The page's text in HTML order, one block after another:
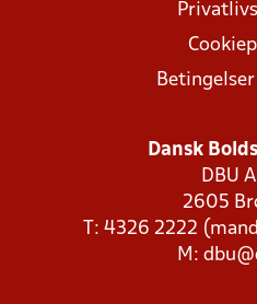
Dansk
DBU
2605
T: 4326 2222
M: